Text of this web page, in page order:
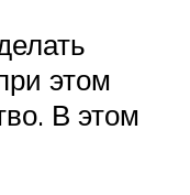
этом
В этом